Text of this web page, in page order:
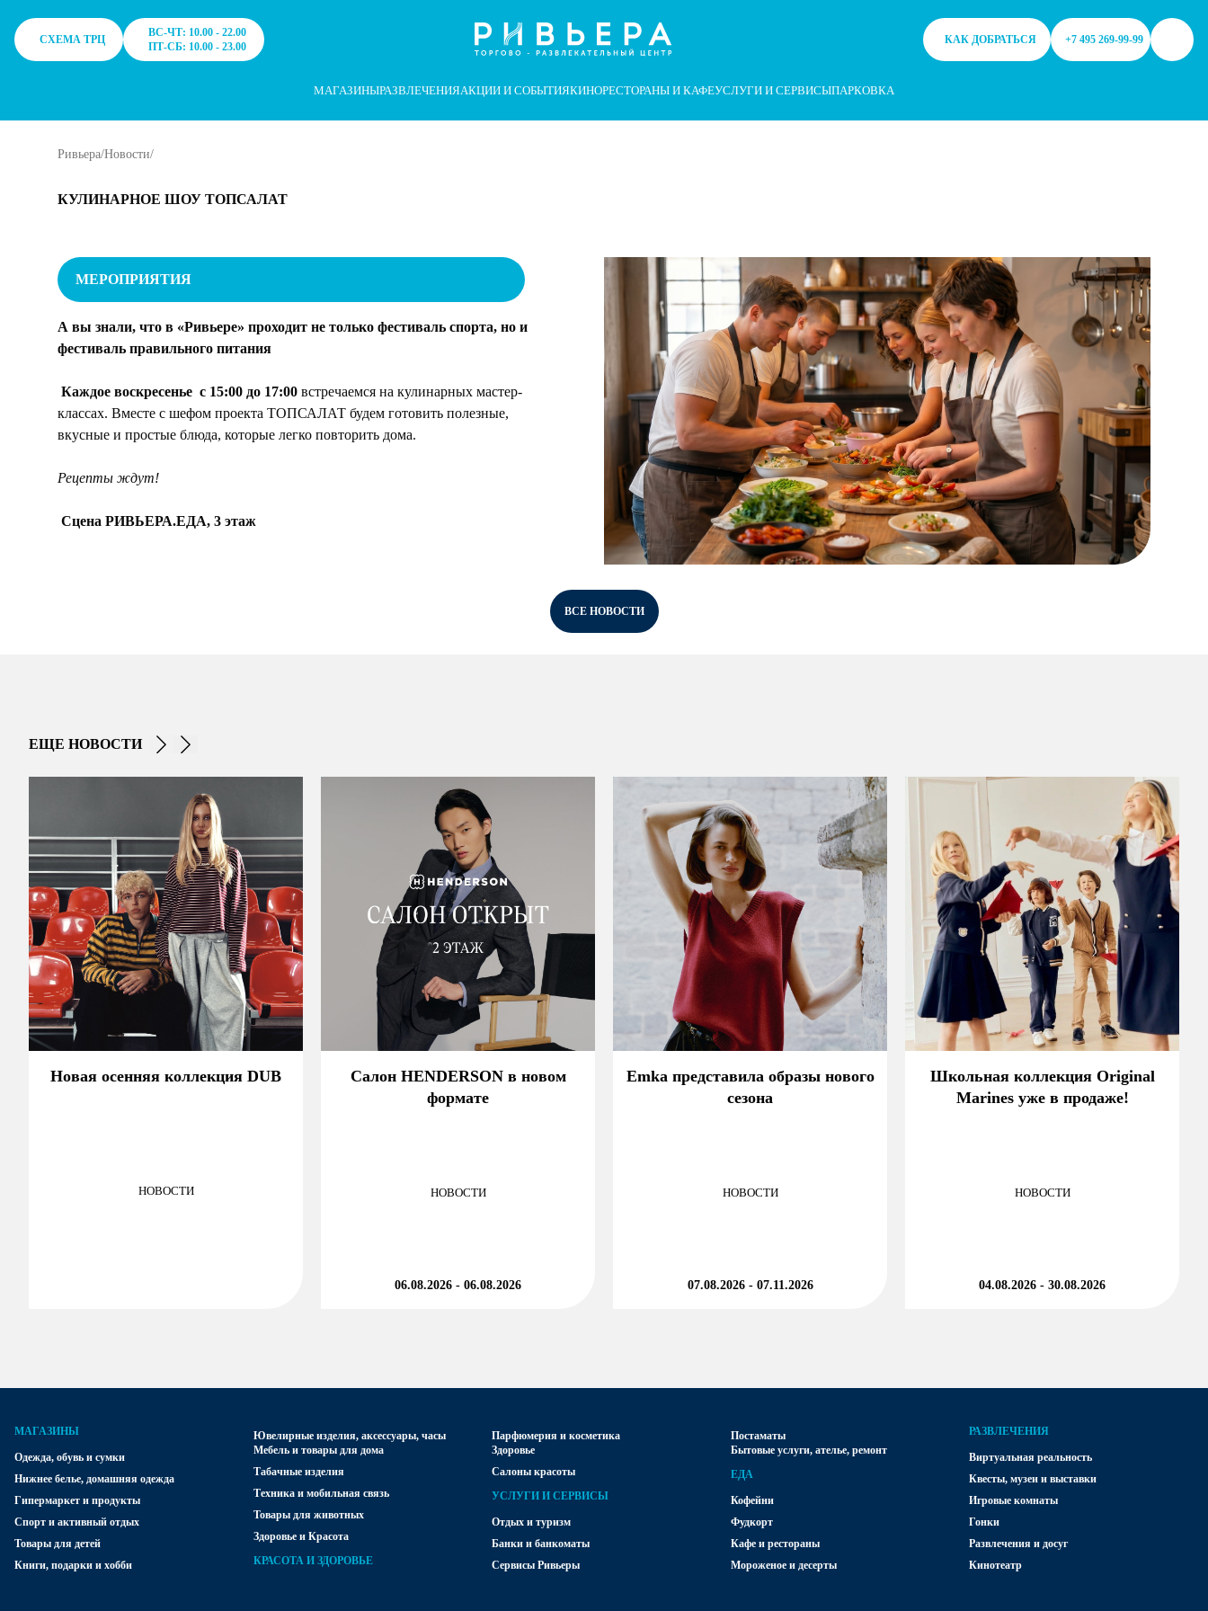
СХЕМА ТРЦ
ВС-ЧТ: 10.00 - 22.00
ПТ-СБ: 10.00 - 23.00
КАК ДОБРАТЬСЯ +7 495 269-99-99
МАГАЗИНЫРАЗВЛЕЧЕНИЯАКЦИИ И СОБЫТИЯКИНОРЕСТОРАНЫ И КАФЕУСЛУГИ И СЕРВИСЫПАРКОВКА
Ривьера/Новости/
КУЛИНАРНОЕ ШОУ ТОПСАЛАТ
МЕРОПРИЯТИЯ
А вы знали, что в «Ривьере» проходит не только фестиваль спорта, но и
фестиваль правильного питания
Каждое воскресенье с 15:00 до 17:00 встречаемся на кулинарных мастер-
классах. Вместе с шефом проекта ТОПСАЛАТ будем готовить полезные,
вкусные и простые блюда, которые легко повторить дома.
Рецепты ждут!
Сцена РИВЬЕРА.ЕДА, 3 этаж
ВСЕ НОВОСТИ
ЕЩЕ НОВОСТИ
Новая осенняя коллекция DUB
НОВОСТИ
Салон HENDERSON в новом
формате
НОВОСТИ
06.08.2026 - 06.08.2026
Emka представила образы нового
сезона
НОВОСТИ
07.08.2026 - 07.11.2026
Школьная коллекция Original
Marines уже в продаже!
НОВОСТИ
04.08.2026 - 30.08.2026
МАГАЗИНЫ
Одежда, обувь и сумки
Нижнее белье, домашняя одежда
Гипермаркет и продукты
Спорт и активный отдых
Товары для детей
Книги, подарки и хобби
Ювелирные изделия, аксессуары, часы
Мебель и товары для дома
Табачные изделия
Техника и мобильная связь
Товары для животных
Здоровье и Красота
КРАСОТА И ЗДОРОВЬЕ
Парфюмерия и косметика
Здоровье
Салоны красоты
УСЛУГИ И СЕРВИСЫ
Отдых и туризм
Банки и банкоматы
Сервисы Ривьеры
Постаматы
Бытовые услуги, ателье, ремонт
ЕДА
Кофейни
Фудкорт
Кафе и рестораны
Мороженое и десерты
РАЗВЛЕЧЕНИЯ
Виртуальная реальность
Квесты, музеи и выставки
Игровые комнаты
Гонки
Развлечения и досуг
Кинотеатр